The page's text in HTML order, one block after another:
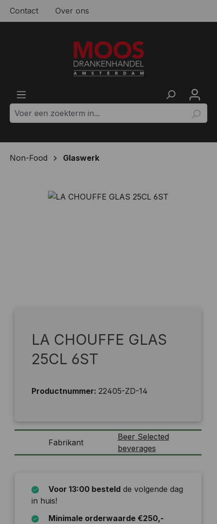
Ga naar de hoofdinhoud
Contact Over ons
Non-Food Glaswerk
Afbeeldingengalerij overslaan
LA CHOUFFE GLAS
25CL 6ST
Productnummer: 22405-ZD-14
Fabrikant
Beer Selected
beverages
Voor 13:00 besteld de volgende dag
in huis!
Minimale orderwaarde €250,-